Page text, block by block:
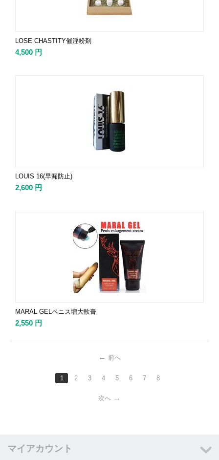
LOSE CHASTITY催淫粉剤
4,500 円
LOUIS 16(早漏防止)
2,600 円
MARAL GELペニス増大軟膏
2,550 円
前へ
1 2 3 4 5 6 7 8
次へ
マイアカウント